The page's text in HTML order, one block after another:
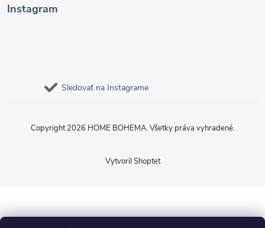
Instagram
Sledovať na Instagrame
Vytvoril Shoptet
Copyright 2026 HOME BOHEMA. Všetky práva vyhradené.